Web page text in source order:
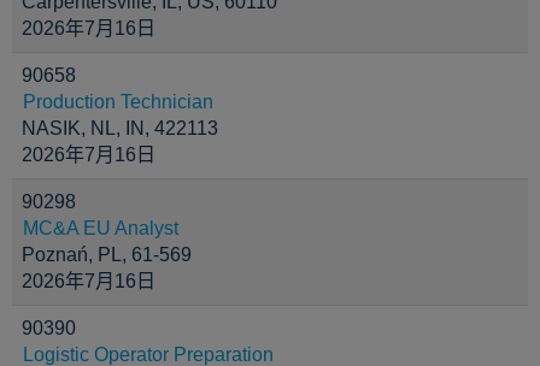
2026年7月16日
90658
Production Technician
NASIK, NL, IN, 422113
2026年7月16日
90298
MC&A EU Analyst
Poznań, PL, 61-569
2026年7月16日
90390
Logistic Operator Preparation